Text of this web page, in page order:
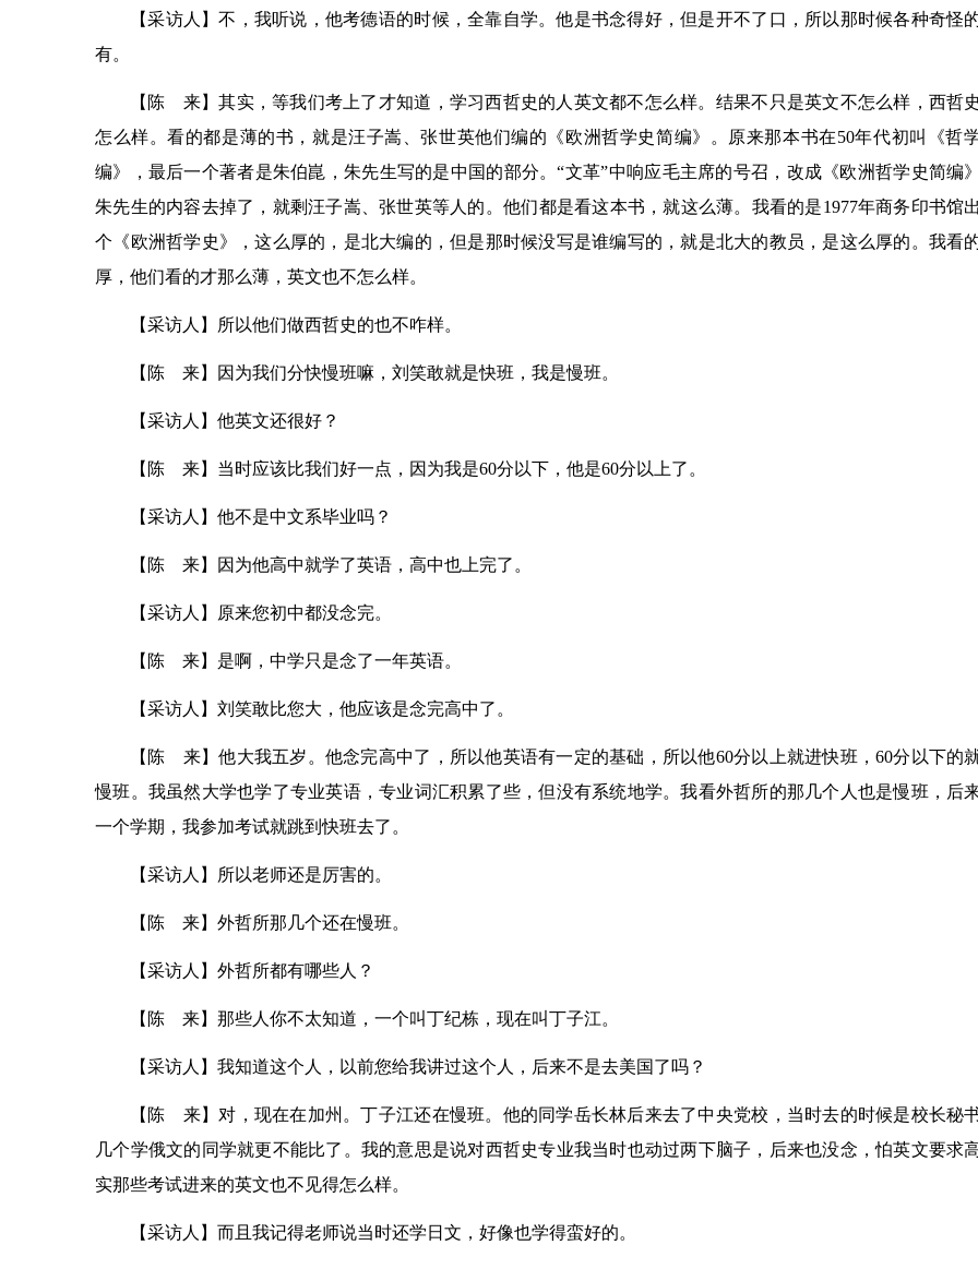
【采访人】不，我听说，他考德语的时候，全靠自学。他是书念得好，但是开不了口，所以那时候各种奇怪
有。
【陈 来】其实，等我们考上了才知道，学习西哲史的人英文都不怎么样。结果不只是英文不怎么样，西哲
怎么样。看的都是薄的书，就是汪子嵩、张世英他们编的《欧洲哲学史简编》。原来那本书在50年代初叫《哲
编》，最后一个著者是朱伯崑，朱先生写的是中国的部分。“文革”中响应毛主席的号召，改成《欧洲哲学史简编
朱先生的内容去掉了，就剩汪子嵩、张世英等人的。他们都是看这本书，就这么薄。我看的是1977年商务印书馆
个《欧洲哲学史》，这么厚的，是北大编的，但是那时候没写是谁编写的，就是北大的教员，是这么厚的。我看
厚，他们看的才那么薄，英文也不怎么样。
【采访人】所以他们做西哲史的也不咋样。
【陈 来】因为我们分快慢班嘛，刘笑敢就是快班，我是慢班。
【采访人】他英文还很好？
【陈 来】当时应该比我们好一点，因为我是60分以下，他是60分以上了。
【采访人】他不是中文系毕业吗？
【陈 来】因为他高中就学了英语，高中也上完了。
【采访人】原来您初中都没念完。
【陈 来】是啊，中学只是念了一年英语。
【采访人】刘笑敢比您大，他应该是念完高中了。
【陈 来】他大我五岁。他念完高中了，所以他英语有一定的基础，所以他60分以上就进快班，60分以下的
慢班。我虽然大学也学了专业英语，专业词汇积累了些，但没有系统地学。我看外哲所的那几个人也是慢班，后
一个学期，我参加考试就跳到快班去了。
【采访人】所以老师还是厉害的。
【陈 来】外哲所那几个还在慢班。
【采访人】外哲所都有哪些人？
【陈 来】那些人你不太知道，一个叫丁纪栋，现在叫丁子江。
【采访人】我知道这个人，以前您给我讲过这个人，后来不是去美国了吗？
【陈 来】对，现在在加州。丁子江还在慢班。他的同学岳长林后来去了中央党校，当时去的时候是校长秘
几个学俄文的同学就更不能比了。我的意思是说对西哲史专业我当时也动过两下脑子，后来也没念，怕英文要求
实那些考试进来的英文也不见得怎么样。
【采访人】而且我记得老师说当时还学日文，好像也学得蛮好的。